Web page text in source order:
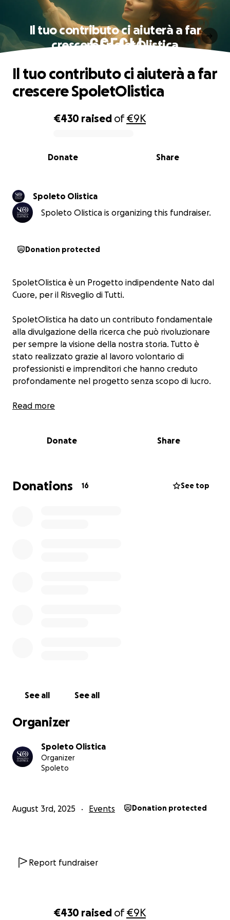
€430 raised of€9K
Il tuo contributo ci aiuterà a far
crescere SpoletOlistica
0% complete
€430 raised of€9K
Share
Donate
Il tuo contributo ci aiuterà a far
crescere SpoletOlistica
Spoleto Olistica
Spoleto Olistica is organizing this fundraiser.
Donation protected
SpoletOlistica è un Progetto indipendente Nato dal
Cuore, per il Risveglio di Tutti.
SpoletOlistica ha dato un contributo fondamentale
alla divulgazione della ricerca che può rivoluzionare
per sempre la visione della nostra storia. Tutto è
stato realizzato grazie al lavoro volontario di
professionisti e imprenditori che hanno creduto
profondamente nel progetto senza scopo di lucro.
L’evento è stato sostenuto esclusivamente dai
valore di questo progetto e vuoi contribuire alla
donazione libera.
Read more
Donate Share
Donations 16 See top
See all See all
Organizer
Spoleto Olistica
Organizer
Spoleto
August 3rd, 2025 Events Donation protected
Report fundraiser